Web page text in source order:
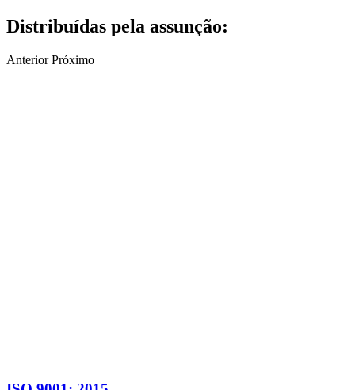
Distribuídas pela assunção:
Anterior Próximo